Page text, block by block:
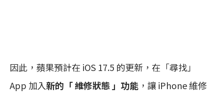
因此，蘋果預計在 iOS 17.5 的更新，在「尋找」
App 加入新的「 維修狀態 」功能 ，讓 iPhone 維修